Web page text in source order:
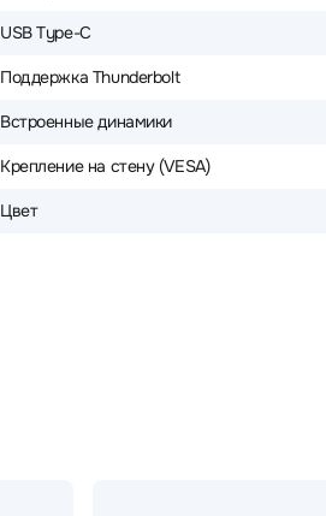
USB Type-C
Поддержка Thunderbolt
Встроенные динамики
Крепление на стену (VESA)
Цвет